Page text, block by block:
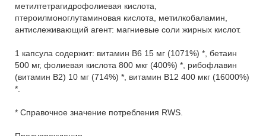
метилтетрагидрофолиевая кислота,
птероилмоноглутаминовая кислота, метилкобаламин,
антислеживающий агент: магниевые соли жирных кислот.
1 капсула содержит: витамин B6 15 мг (1071%) *, бетаин
500 мг, фолиевая кислота 800 мкг (400%) *, рибофлавин
(витамин B2) 10 мг (714%) *, витамин B12 400 мкг (16000%)
*.
* Справочное значение потребления RWS.